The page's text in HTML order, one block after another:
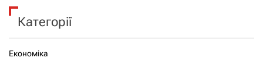
Категорії
Економіка